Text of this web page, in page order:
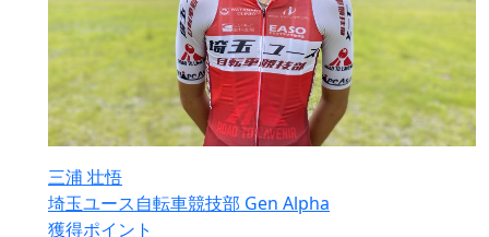
三浦 壮悟
埼玉ユース自転車競技部 Gen Alpha
獲得ポイント